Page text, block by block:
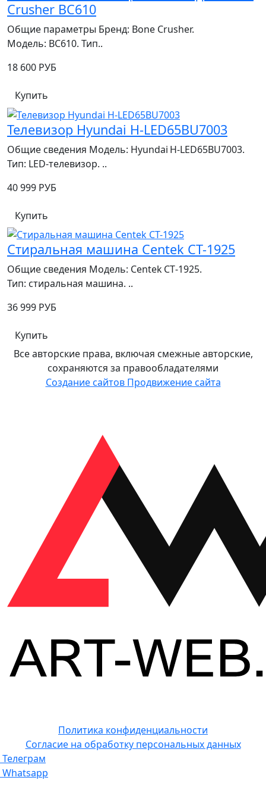
Crusher BC610
Общие параметры Бренд: Bone Crusher.
Модель: BC610. Тип..
18 600 РУБ
Купить
Телевизор Hyundai H-LED65BU7003
Общие сведения Модель: Hyundai H‑LED65BU7003.
Тип: LED‑телевизор. ..
40 999 РУБ
Купить
Стиральная машина Centek CT-1925
Общие сведения Модель: Centek CT‑1925.
Тип: стиральная машина. ..
36 999 РУБ
Купить
Все авторские права, включая смежные авторские,
сохраняются за правообладателями
Создание сайтов Продвижение сайта
Политика конфиденциальности
Согласие на обработку персональных данных
Телеграм
Whatsapp